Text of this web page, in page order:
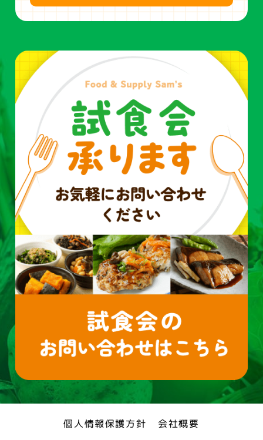
個人情報保護方針 会社概要